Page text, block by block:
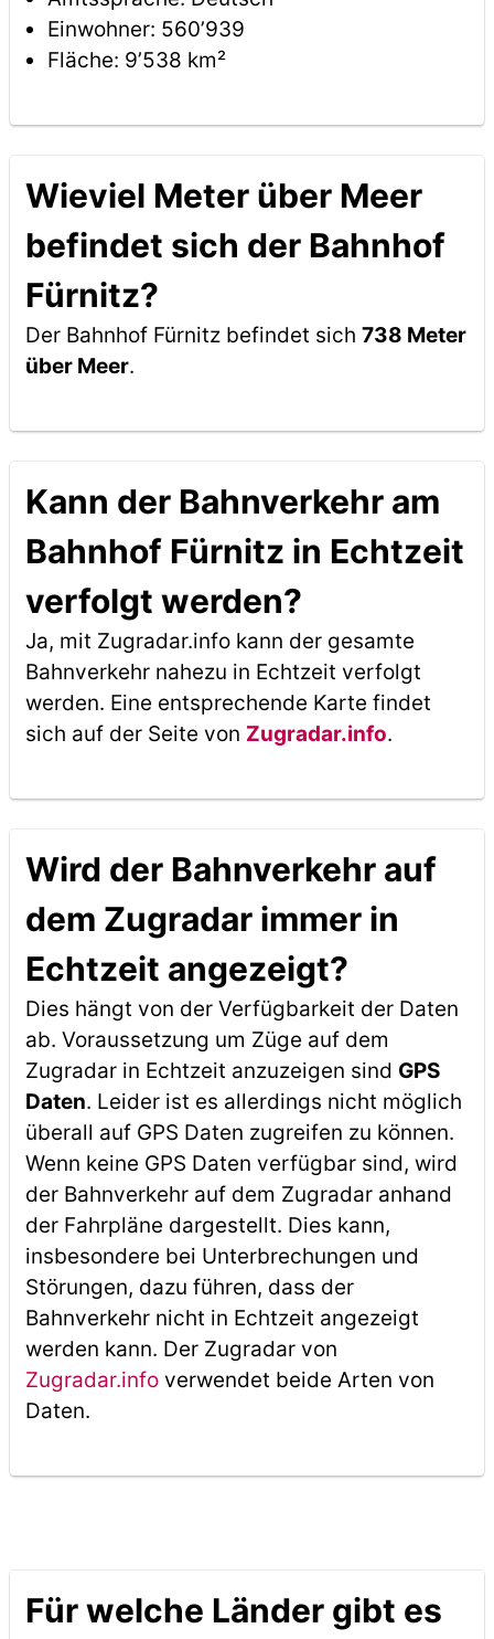
Einwohner: 560’939
Fläche: 9’538 km²
Wieviel Meter über Meer
befindet sich der Bahnhof
Fürnitz?
Der Bahnhof Fürnitz befindet sich 738 Meter
über Meer.
Kann der Bahnverkehr am
Bahnhof Fürnitz in Echtzeit
verfolgt werden?
Ja, mit Zugradar.info kann der gesamte
Bahnverkehr nahezu in Echtzeit verfolgt
werden. Eine entsprechende Karte findet
sich auf der Seite von Zugradar.info.
Wird der Bahnverkehr auf
dem Zugradar immer in
Echtzeit angezeigt?
Dies hängt von der Verfügbarkeit der Daten
ab. Voraussetzung um Züge auf dem
Zugradar in Echtzeit anzuzeigen sind GPS
Daten. Leider ist es allerdings nicht möglich
überall auf GPS Daten zugreifen zu können.
Wenn keine GPS Daten verfügbar sind, wird
der Bahnverkehr auf dem Zugradar anhand
der Fahrpläne dargestellt. Dies kann,
insbesondere bei Unterbrechungen und
Störungen, dazu führen, dass der
Bahnverkehr nicht in Echtzeit angezeigt
werden kann. Der Zugradar von
Zugradar.infoverwendet beide Arten von
Daten.
Für welche Länder gibt es